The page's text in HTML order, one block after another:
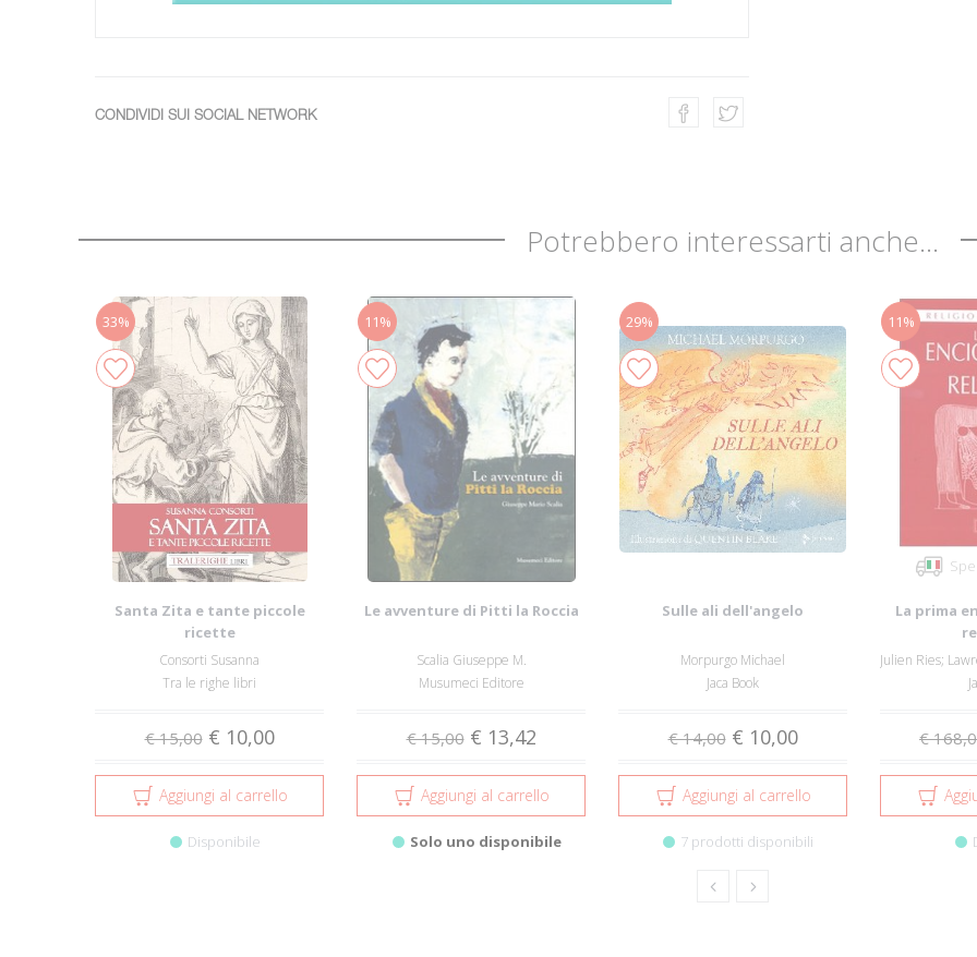
CONDIVIDI SUI SOCIAL NETWORK
Potrebbero interessarti anche...
33%
Santa Zita e tante piccole
ricette
Consorti Susanna
Tra le righe libri
€ 15,00 € 10,00
Aggiungi al carrello
Disponibile
11%
Le avventure di Pitti la Roccia
Scalia Giuseppe M.
Musumeci Editore
€ 15,00 € 13,42
Aggiungi al carrello
Solo uno disponibile
29%
Sulle ali dell'angelo
Morpurgo Michael
Jaca Book
€ 14,00 € 10,00
Aggiungi al carrello
7 prodotti disponibili
11%
La prima
€